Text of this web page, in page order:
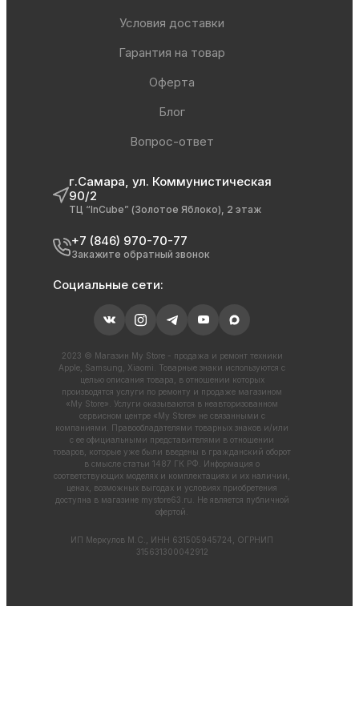
Условия доставки
Гарантия на товар
Оферта
Блог
Вопрос-ответ
г.Самара, ул. Коммунистическая
90/2
ТЦ “InCube” (Золотое Яблоко), 2 этаж
+7 (846) 970-70-77
Закажите обратный звонок
Социальные сети:
2023 © Магазин My Store - продажа и ремонт техники
Apple, Samsung, Xiaomi. Товарные знаки используются с
целью описания товара, в отношении которых
производятся услуги по ремонту и продаже магазином
«My Store». Услуги оказываются в неавторизованном
сервисном центре «My Store» не связанными с
компаниями. Правообладателями товарных знаков и/или
с ее официальными представителями в отношении
товаров, которые уже были введены в гражданский оборот
в смысле статьи 1487 ГК РФ. Информация о
соответствующих моделях и комплектациях и их наличии,
ценах, возможных выгодах и условиях приобретения
доступна в магазине mystore63.ru . Не является публичной
офертой.
ИП Меркулов М.С., ИНН 631505945724, ОГРНИП
315631300042912